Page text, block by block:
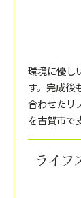
環境に優し
す。完成後
合わせたリ
を古賀市で
ライフ